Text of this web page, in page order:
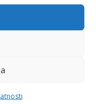
cvekle”,
publike
dramaturgiju